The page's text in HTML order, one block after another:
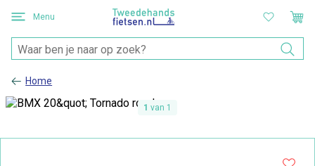
Menu
Home
1 van 1